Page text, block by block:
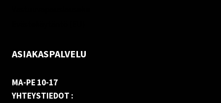
ASIAKASPALVELU
MA-PE 10-17
YHTEYSTIEDOT :